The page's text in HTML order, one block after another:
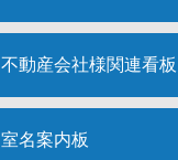
不動産会社様関連看板
室名案内板